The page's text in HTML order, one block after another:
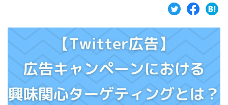
お問い合わせ